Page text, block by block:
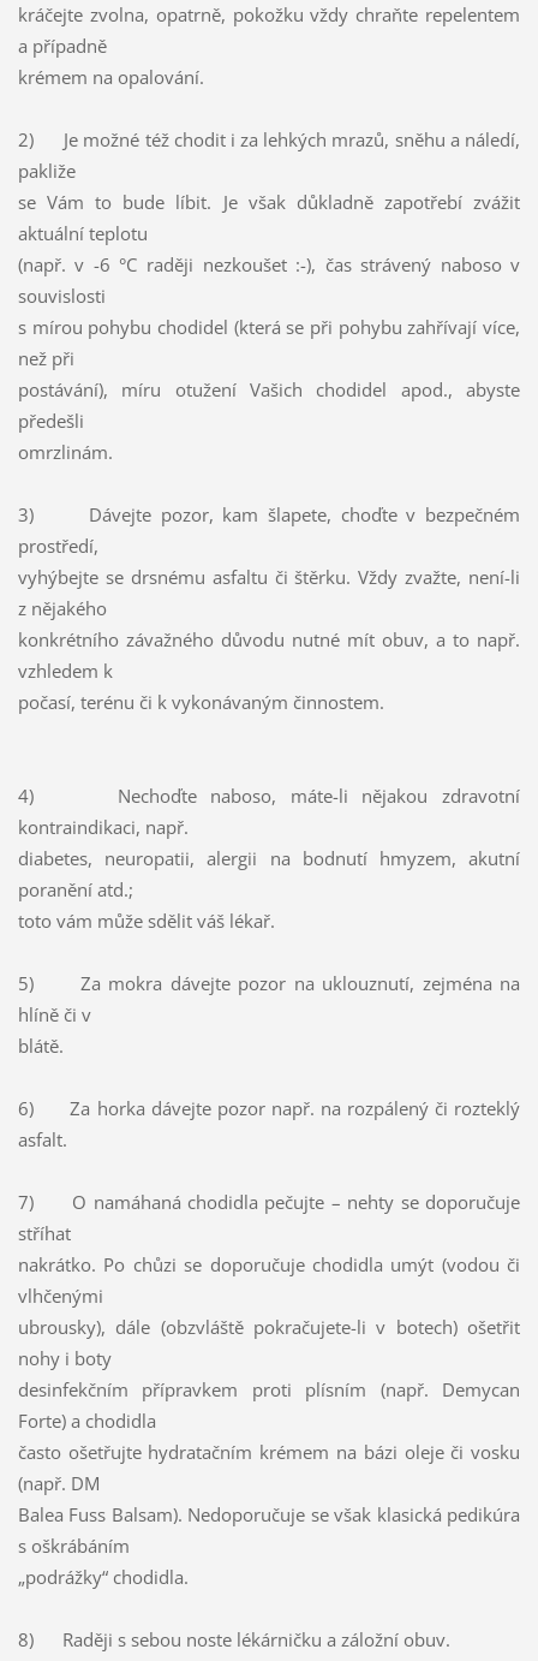
kráčejte zvolna, opatrně, pokožku vždy chraňte repelentem
a případně
krémem na opalování.
2) Je možné též chodit i za lehkých mrazů, sněhu a náledí,
pakliže
se Vám to bude líbit. Je však důkladně zapotřebí zvážit
aktuální teplotu
(např. v -6 °C raději nezkoušet :-), čas strávený naboso v
souvislosti
s mírou pohybu chodidel (která se při pohybu zahřívají více,
než při
postávání), míru otužení Vašich chodidel apod., abyste
předešli
omrzlinám.
3) Dávejte pozor, kam šlapete, choďte v bezpečném
prostředí,
vyhýbejte se drsnému asfaltu či štěrku. Vždy zvažte, není-li
z nějakého
konkrétního závažného důvodu nutné mít obuv, a to např.
vzhledem k
počasí, terénu či k vykonávaným činnostem.
4) Nechoďte naboso, máte-li nějakou zdravotní
kontraindikaci, např.
diabetes, neuropatii, alergii na bodnutí hmyzem, akutní
poranění atd.;
toto vám může sdělit váš lékař.
5) Za mokra dávejte pozor na uklouznutí, zejména na
hlíně či v
blátě.
6) Za horka dávejte pozor např. na rozpálený či rozteklý
asfalt.
7) O namáhaná chodidla pečujte – nehty se doporučuje
stříhat
nakrátko. Po chůzi se doporučuje chodidla umýt (vodou či
vlhčenými
ubrousky), dále (obzvláště pokračujete-li v botech) ošetřit
nohy i boty
desinfekčním přípravkem proti plísním (např. Demycan
Forte) a chodidla
často ošetřujte hydratačním krémem na bázi oleje či vosku
(např. DM
Balea Fuss Balsam). Nedoporučuje se však klasická pedikúra
s oškrábáním
„podrážky“ chodidla.
8) Raději s sebou noste lékárničku a záložní obuv.